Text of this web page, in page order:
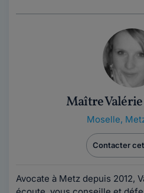
Maître Valérie
Moselle,
Contacter
Avocate à Metz depuis 2012,